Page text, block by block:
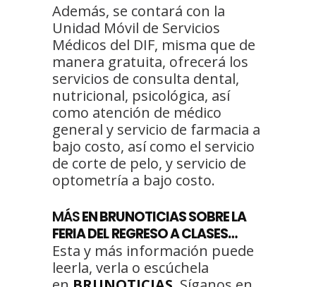
Además, se contará con la
Unidad Móvil de Servicios
Médicos del DIF, misma que de
manera gratuita, ofrecerá los
servicios de consulta dental,
nutricional, psicológica, así
como atención de médico
general y servicio de farmacia a
bajo costo, así como el servicio
de corte de pelo, y servicio de
optometría a bajo costo.
MÁSEN BRUNOTICIAS SOBRE LA
FERIA DEL REGRESO A CLASES…
Esta y más información puede
leerla, verla o escúchela